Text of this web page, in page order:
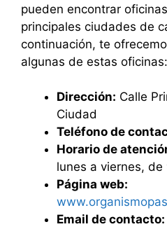
pueden encontrar
principales ciudades de
continuación, te
algunas de estas oficinas:
Dirección: Calle
Ciudad
Teléfono de
Horario de
lunes a viernes,
Página web:
Email de contacto: